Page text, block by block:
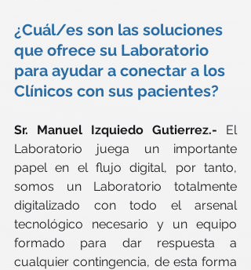
¿Cuál/es son las soluciones
que ofrece su Laboratorio
para ayudar a conectar a los
Clínicos con sus pacientes?
Sr. Manuel Izquiedo Gutierrez.- El
Laboratorio juega un importante
papel en el flujo digital, por tanto,
somos un Laboratorio totalmente
digitalizado con todo el arsenal
tecnológico necesario y un equipo
formado para dar respuesta a
cualquier contingencia, de esta forma